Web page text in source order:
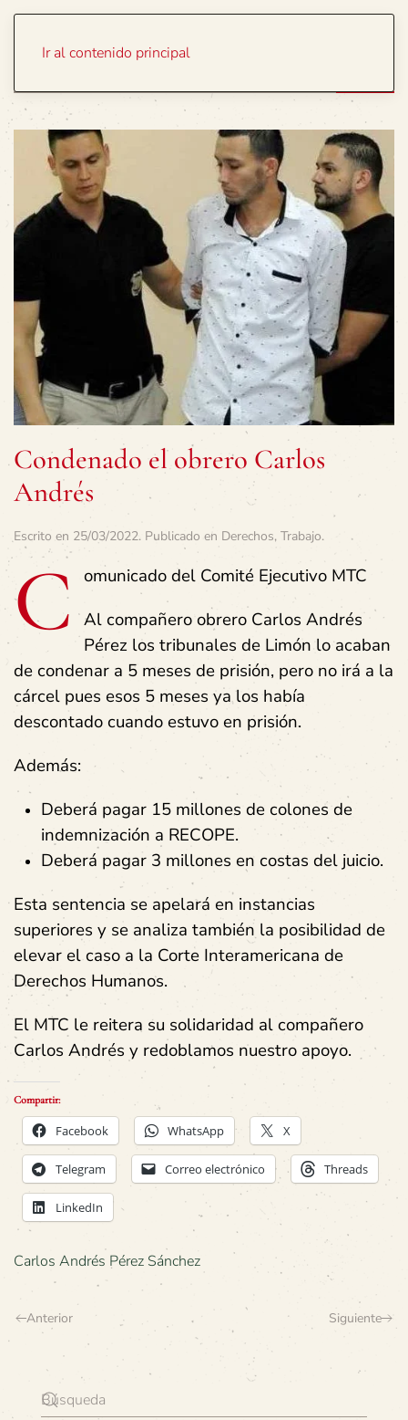
Ir al contenido principal
Condenado el obrero Carlos
Andrés
Escrito en 25/03/2022. Publicado en Derechos, Trabajo.
C
omunicado del Comité Ejecutivo MTC
Al compañero obrero Carlos Andrés
Pérez los tribunales de Limón lo acaban
de condenar a 5 meses de prisión, pero no irá a la
cárcel pues esos 5 meses ya los había
descontado cuando estuvo en prisión.
Además:
Deberá pagar 15 millones de colones de
indemnización a RECOPE.
Deberá pagar 3 millones en costas del juicio.
Esta sentencia se apelará en instancias
superiores y se analiza también la posibilidad de
elevar el caso a la Corte Interamericana de
Derechos Humanos.
El MTC le reitera su solidaridad al compañero
Carlos Andrés y redoblamos nuestro apoyo.
Compartir:
Facebook WhatsApp X
Telegram Correo electrónico Threads
LinkedIn
Carlos Andrés Pérez Sánchez
Anterior Siguiente